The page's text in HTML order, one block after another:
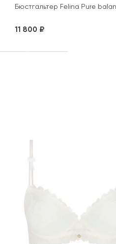
Бюстгальтер Felina Pure
11 800 ₽